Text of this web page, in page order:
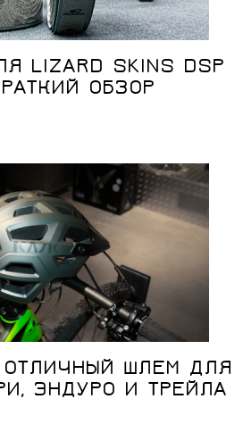
LIZARD SKINS DSP
ОБЗОР
ОТЛИЧНЫЙ ШЛЕМ ДЛЯ
ЭНДУРО И ТРЕЙЛА